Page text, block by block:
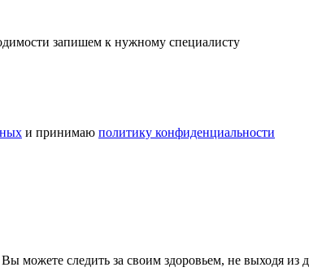
запишем к нужному специалисту
и принимаю политику конфиденциальности
можете следить за своим здоровьем, не выходя